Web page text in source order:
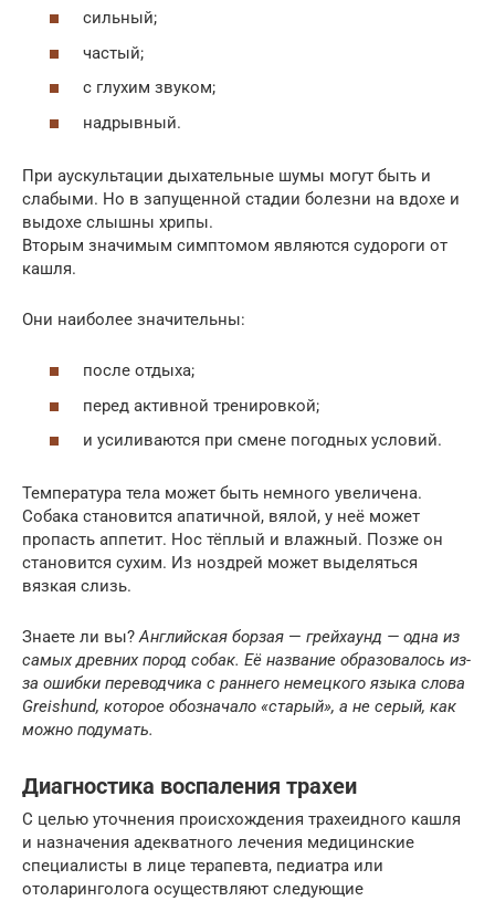
сильный;
частый;
с глухим звуком;
надрывный.
При аускультации дыхательные шумы могут быть и
слабыми. Но в запущенной стадии болезни на вдохе и
выдохе слышны хрипы.
Вторым значимым симптомом являются судороги от
кашля.
Они наиболее значительны:
после отдыха;
перед активной тренировкой;
и усиливаются при смене погодных условий.
Температура тела может быть немного увеличена.
Собака становится апатичной, вялой, у неё может
пропасть аппетит. Нос тёплый и влажный. Позже он
становится сухим. Из ноздрей может выделяться
вязкая слизь.
Знаете ли вы?Английская борзая — грейхаунд — одна из
самых древних пород собак. Её название образовалось из-
за ошибки переводчика с раннего немецкого языка слова
Greishund, которое обозначало «старый», а не серый, как
можно подумать.
Диагностика воспаления трахеи
С целью уточнения происхождения трахеидного кашля
и назначения адекватного лечения медицинские
специалисты в лице терапевта, педиатра или
отоларинголога осуществляют следующие